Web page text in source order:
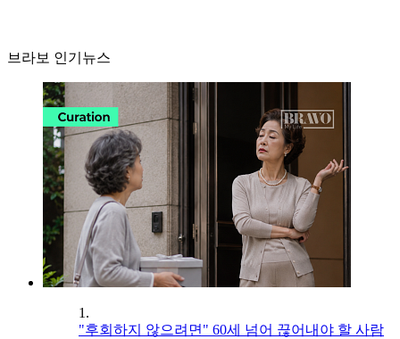
브라보 인기뉴스
1.
"후회하지 않으려면" 60세 넘어 끊어내야 할 사람